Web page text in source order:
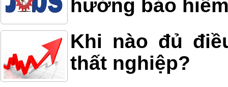
hưởng bảo
Khi nào đủ
thất nghiệp?